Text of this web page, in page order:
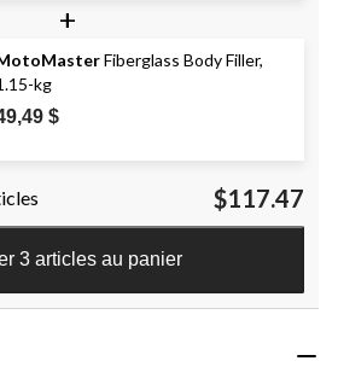
+
Fiberglass Body Filler,
kg
$
$117.47
3 articles au panier